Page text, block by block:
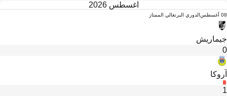
أغسطس 2026
08 أغسطس الدوري البرتغالي الممتاز
جيماريش
0
آروكا
1